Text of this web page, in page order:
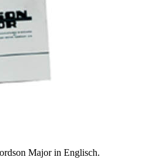
Major in Englisch.